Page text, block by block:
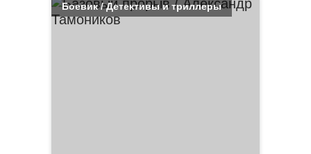
Боевик / Детективы и триллеры